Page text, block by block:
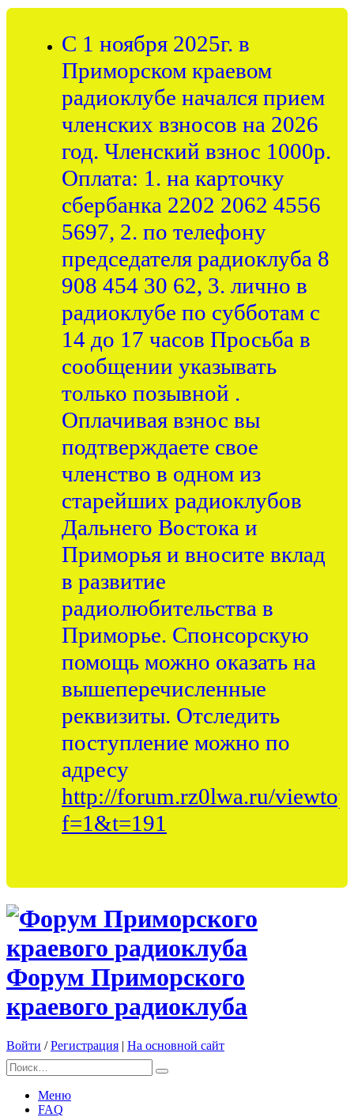
С 1 ноября 2025г. в
Приморском краевом
радиоклубе начался прием
членских взносов на 2026
год. Членский взнос 1000р.
Оплата: 1. на карточку
сбербанка 2202 2062 4556
5697, 2. по телефону
председателя радиоклуба 8
908 454 30 62, 3. лично в
радиоклубе по субботам с
14 до 17 часов Просьба в
сообщении указывать
только позывной .
Оплачивая взнос вы
подтверждаете свое
членство в одном из
старейших радиоклубов
Дальнего Востока и
Приморья и вносите вклад
в развитие
радиолюбительства в
Приморье. Спонсорскую
помощь можно оказать на
вышеперечисленные
реквизиты. Отследить
поступление можно по
адресу
http://forum.rz0lwa.ru/
f=1&t=191
Форум Приморского
краевого радиоклуба
Войти /Регистрация | На основной сайт
Меню
FAQ